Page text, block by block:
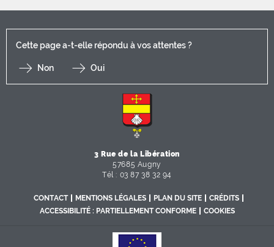
Cette page a-t-elle répondu à vos attentes ?
Non Oui
3 Rue de la Libération
57685 Augny
Tél : 03 87 38 32 94
CONTACT MENTIONS LÉGALES PLAN DU SITE
CRÉDITS
ACCESSIBILITÉ : PARTIELLEMENT CONFORME
COOKIES